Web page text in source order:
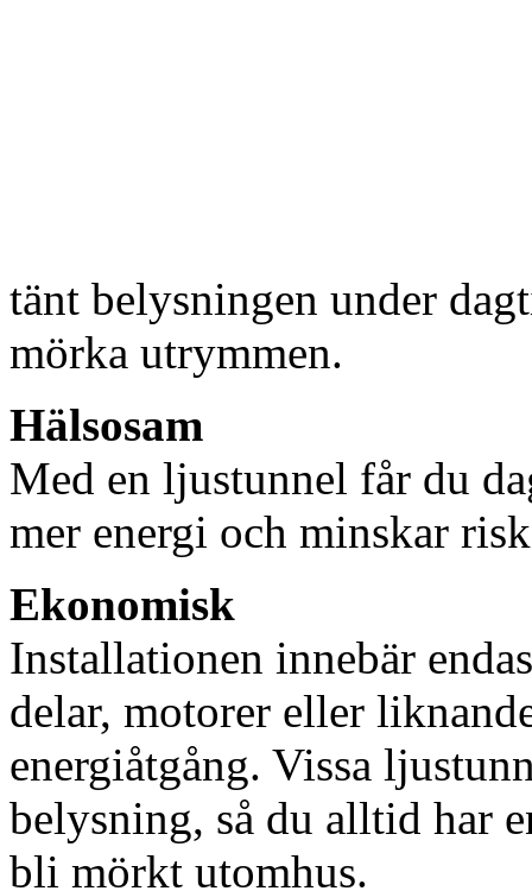
tänt belysningen under
mörka utrymmen.
Hälsosam
Med en ljustunnel får du
mer energi och minskar
Ekonomisk
Installationen innebär
delar, motorer eller
energiåtgång. Vissa
belysning, så du alltid har
bli mörkt utomhus.